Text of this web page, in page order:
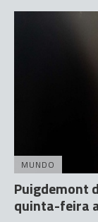
MUNDO
Puigdemont
quinta-feira